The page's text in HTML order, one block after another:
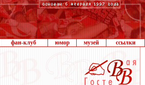
фан-клуб юмор музей ссылки